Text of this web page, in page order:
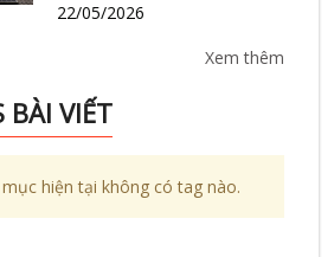
Để Đầu Tư?
22/05/2026
Xem thêm
BÀI VIẾT
hiện tại không có tag nào.